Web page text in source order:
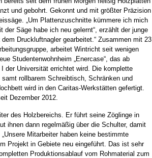
und gebohrt. Gekonnt und mit größter Präzision
„Um Plattenzuschnitte kümmere ich mich
Säge habe ich neu gelernt“, erzählt der junge
Druckluftnagler gearbeitet.“ Zusammen mit 23
arbeitet Wintricht seit wenigen
Studentenwohnheim „Enercase“, das ab
der Universität errichtet wird. Die komplette
samt rollbarem Schreibtisch, Schränken und
wird in den Caritas-Werkstätten gefertigt.
Dezember 2012.
des Holzbereichs. Er führt seine Zöglinge in
ihnen dann regelmäßig über die Schulter, damit
Mitarbeiter haben keine bestimmte
Projekt in Gebiete neu eingeführt. Das ist sehr
Produktionsablauf vom Rohmaterial zum